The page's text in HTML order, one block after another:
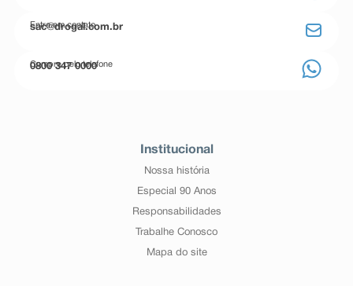
Entre em contato
sac@drogal.com.br
Compre pelo telefone
0800 347 0000
Institucional
Nossa história
Especial 90 Anos
Responsabilidades
Trabalhe Conosco
Mapa do site